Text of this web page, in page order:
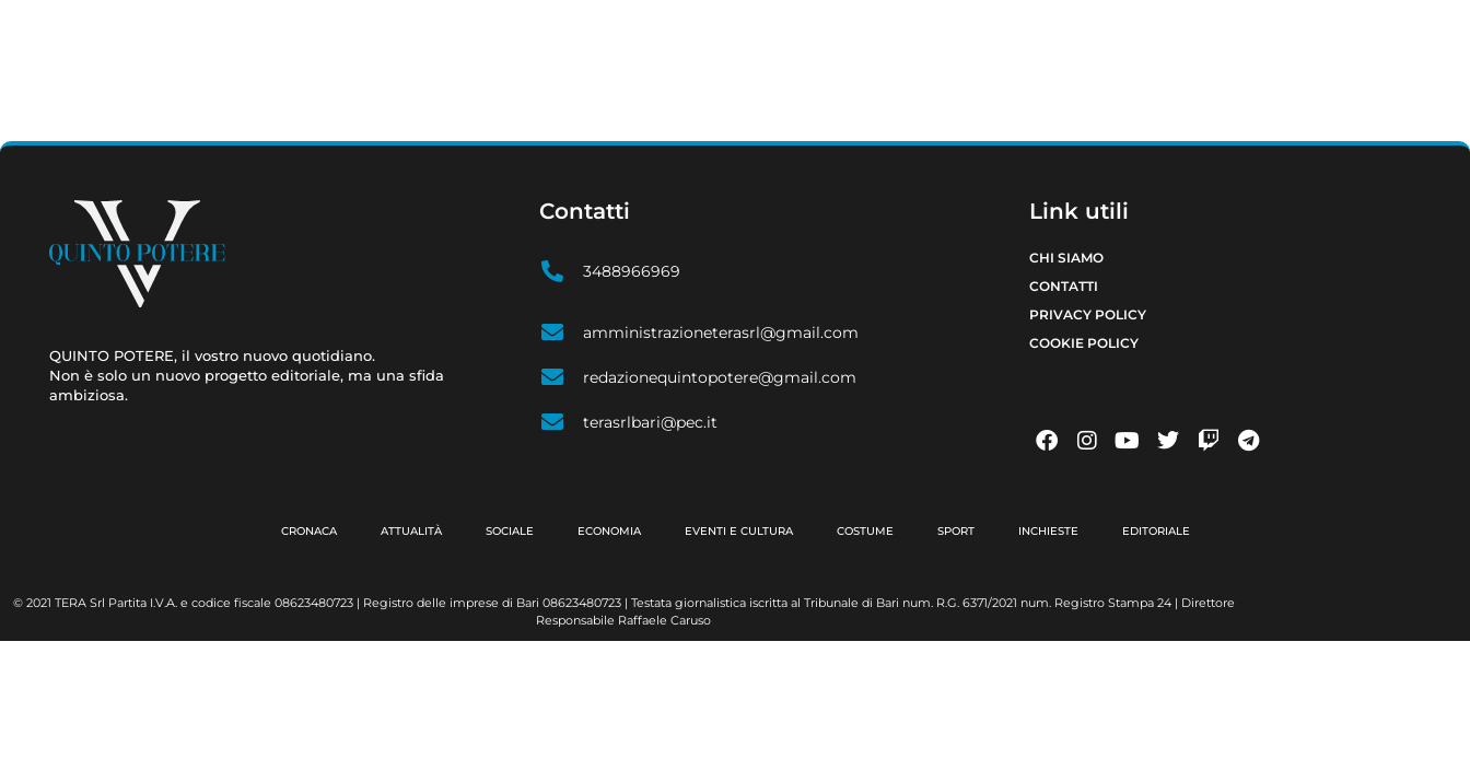
QUINTO POTERE, il vostro nuovo quotidiano.
Non è solo un nuovo progetto editoriale, ma una sfida
ambiziosa.
Contatti
3488966969
amministrazioneterasrl@gmail.com
redazionequintopotere@gmail.com
terasrlbari@pec.it
Link utili
CHI SIAMO
CONTATTI
PRIVACY POLICY
COOKIE POLICY
CRONACA ATTUALITÀ SOCIALE ECONOMIA EVENTI E CULTURA COSTUME SPORT INCHIESTE EDITORIALE
© 2021 TERA Srl Partita I.V.A. e codice fiscale 08623480723 | Registro delle imprese di Bari 08623480723 | Testata giornalistica iscritta al Tribunale di Bari num. R.G. 6371/2021 num. Registro Stampa 24 | Direttore
Responsabile Raffaele Caruso